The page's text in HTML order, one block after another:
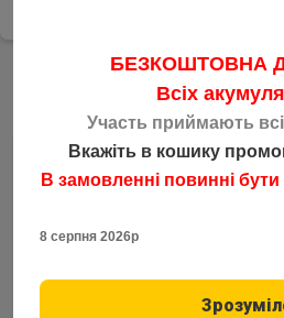
Аналогічні товари
БЕЗКОШТОВНА
Всіх
Участь приймають
Вкажіть в кошику
В замовленні повинні
8 серпня 2026р